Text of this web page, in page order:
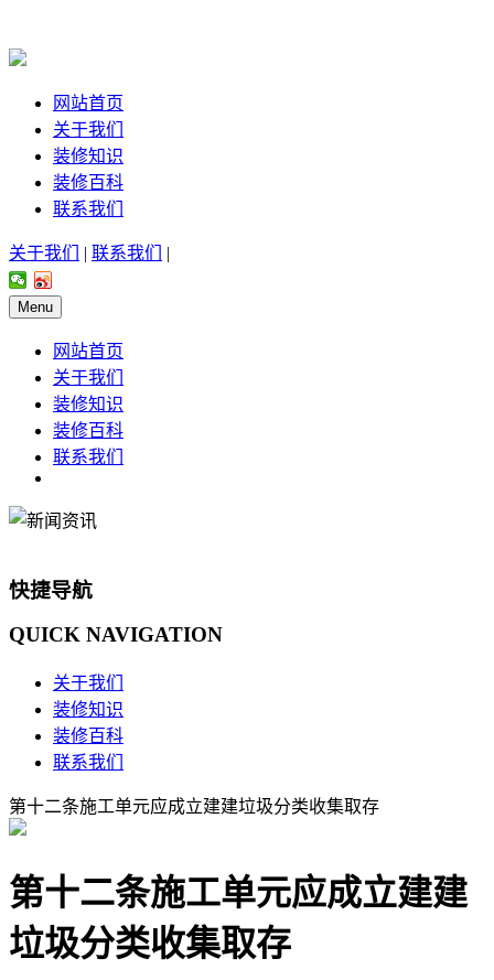
网站首页
关于我们
装修知识
装修百科
联系我们
关于我们 | 联系我们 |
Menu
网站首页
关于我们
装修知识
装修百科
联系我们
快捷导航
QUICK NAVIGATION
关于我们
装修知识
装修百科
联系我们
第十二条施工单元应成立建建垃圾分类收集取存
第十二条施工单元应成立建建
垃圾分类收集取存